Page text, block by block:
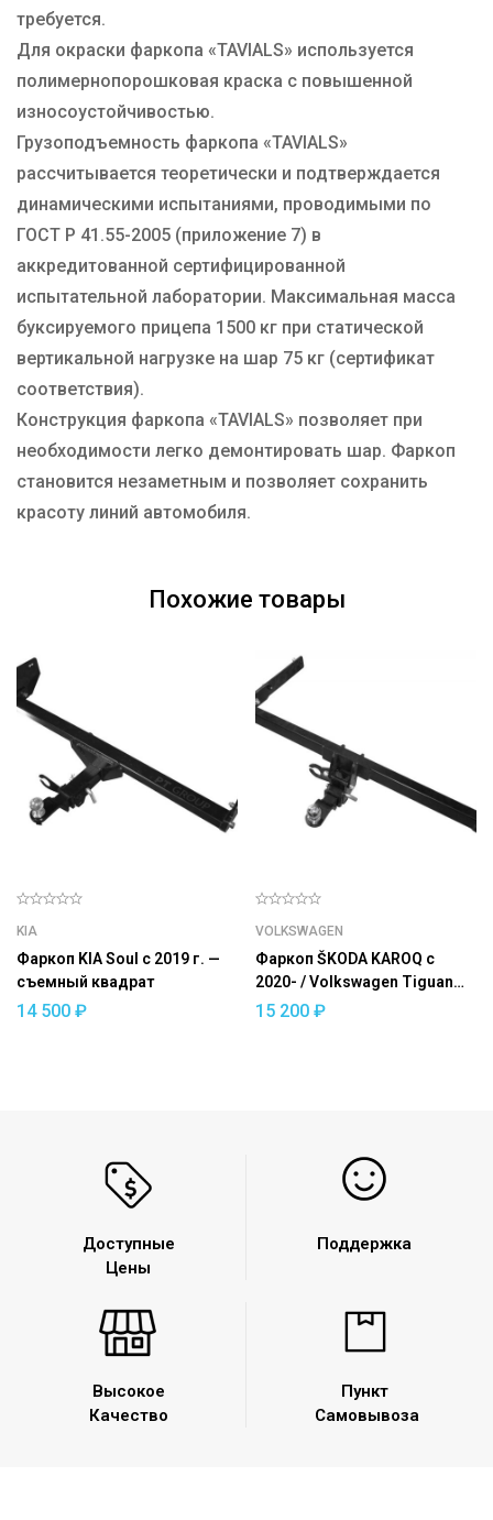
требуется.
Для окраски фаркопа «TAVIALS» используется
полимернопорошковая краска с повышенной
износоустойчивостью.
Грузоподъемность фаркопа «TAVIALS»
рассчитывается теоретически и подтверждается
динамическими испытаниями, проводимыми по
ГОСТ Р 41.55-2005 (приложение 7) в
аккредитованной сертифицированной
испытательной лаборатории. Максимальная масса
буксируемого прицепа 1500 кг при статической
вертикальной нагрузке на шар 75 кг (сертификат
соответствия).
Конструкция фаркопа «TAVIALS» позволяет при
необходимости легко демонтировать шар. Фаркоп
становится незаметным и позволяет сохранить
красоту линий автомобиля.
Похожие товары
KIA
Фаркоп KIA Soul с 2019 г. —
съемный квадрат
14 500 ₽
VOLKSWAGEN
Фаркоп ŠKODA KAROQ с
2020- / Volkswagen Tiguan
2017- / ŠKODA Kodiaq 2017-
15 200 ₽
Высокое
Качество
Доступные
Цены
Пункт
Самовывоза
Поддержка